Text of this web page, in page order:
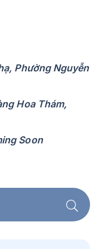
Phường Nguyễn
Hoa Thám,
Soon